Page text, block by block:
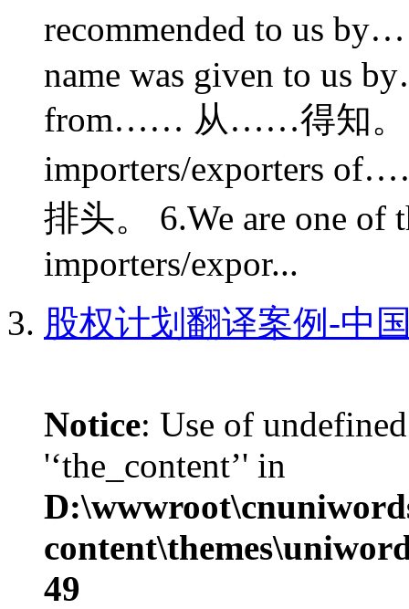
recommended to us
name was given to us
from…… 从……得知。
importers/exporters
排头。 6.We are one of
importers/expor...
股权计划翻译案例-中
Notice: Use of
'‘the_content’' in
49